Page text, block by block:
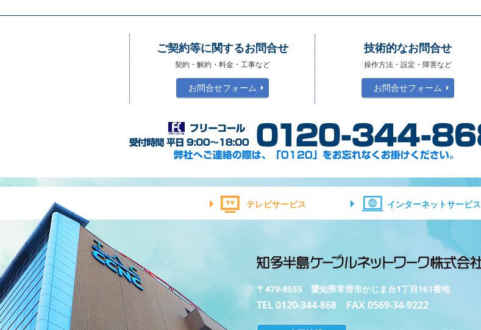
ご契約等に関するお問合せ
契約・解約・料金・工事など
お問合せフォーム
技術的なお問合せ
操作方法・設定・障害など
お問合せフォーム
テレビサービス インターネットサービス
〒479-8555 愛知県常滑市かじま台1丁目161番地
TEL 0120-344-868 FAX 0569-34-9222